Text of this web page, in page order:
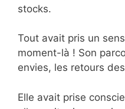
stocks.
Tout avait pris un
moment-là ! Son
envies, les retours
Elle avait prise